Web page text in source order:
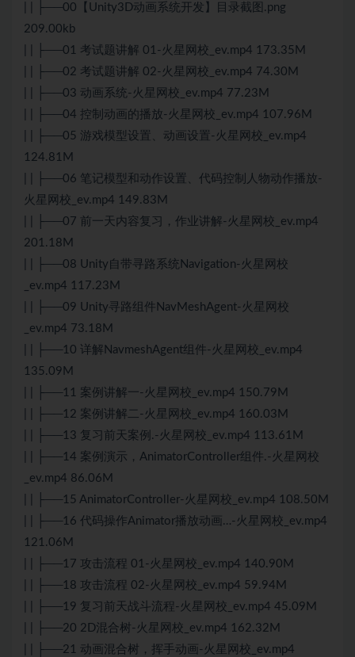
| | ├──00【Unity3D动画系统开发】目录截图.png
209.00kb
| | ├──01 考试题讲解 01-火星网校_ev.mp4 173.35M
| | ├──02 考试题讲解 02-火星网校_ev.mp4 74.30M
| | ├──03 动画系统-火星网校_ev.mp4 77.23M
| | ├──04 控制动画的播放-火星网校_ev.mp4 107.96M
| | ├──05 游戏模型设置、动画设置-火星网校_ev.mp4
124.81M
| | ├──06 笔记模型和动作设置、代码控制人物动作播放-
火星网校_ev.mp4 149.83M
| | ├──07 前一天内容复习，作业讲解-火星网校_ev.mp4
201.18M
| | ├──08 Unity自带寻路系统Navigation-火星网校
_ev.mp4 117.23M
| | ├──09 Unity寻路组件NavMeshAgent-火星网校
_ev.mp4 73.18M
| | ├──10 详解NavmeshAgent组件-火星网校_ev.mp4
135.09M
| | ├──11 案例讲解一-火星网校_ev.mp4 150.79M
| | ├──12 案例讲解二-火星网校_ev.mp4 160.03M
| | ├──13 复习前天案例.-火星网校_ev.mp4 113.61M
| | ├──14 案例演示，AnimatorController组件.-火星网校
_ev.mp4 86.06M
| | ├──15 AnimatorController-火星网校_ev.mp4 108.50M
| | ├──16 代码操作Animator播放动画…-火星网校_ev.mp4
121.06M
| | ├──17 攻击流程 01-火星网校_ev.mp4 140.90M
| | ├──18 攻击流程 02-火星网校_ev.mp4 59.94M
| | ├──19 复习前天战斗流程-火星网校_ev.mp4 45.09M
| | ├──20 2D混合树-火星网校_ev.mp4 162.32M
| | ├──21 动画混合树，挥手动画-火星网校_ev.mp4